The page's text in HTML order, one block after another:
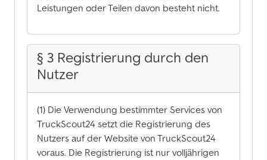
Leistungen oder Teilen davon besteht nicht.
§ 3 Registrierung durch den
Nutzer
(1) Die Verwendung bestimmter Services von
TruckScout24 setzt die Registrierung des
Nutzers auf der Website von TruckScout24
voraus. Die Registrierung ist nur volljährigen